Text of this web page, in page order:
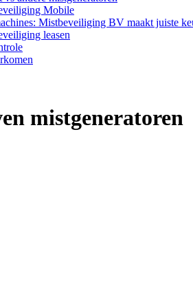
Mobile
Mistbeveiliging BV maakt juiste
leasen
mistgeneratoren